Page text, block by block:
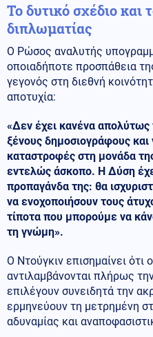
Το δυτικό σχέδιο και
διπλωματίας
Ο Ρώσος αναλυτής
οποιαδήποτε προσπάθεια
γεγονός στη διεθνή
αποτυχία:
«Δεν έχει κανένα
ξένους δημοσιογράφους και
καταστροφές στη μονάδα
εντελώς άσκοπο. Η Δύση
προπαγάνδα της: θα
να ενοχοποιήσουν τους
τίποτα που μπορούμε να
τη γνώμη».
Ο Ντούγκιν επισημαίνει ότι
αντιλαμβάνονται πλήρως
επιλέγουν συνειδητά την
ερμηνεύουν τη μετρημένη
αδυναμίας και